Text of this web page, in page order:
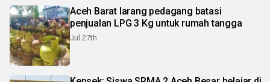
Aceh Barat larang pedagang batasi
penjualan LPG 3 Kg untuk rumah tangga
Jul 27th